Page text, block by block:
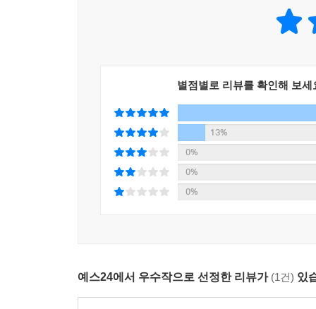
--- 「균열과 혼란에서 시작되는 변화」 중에서
--- 「차별에 침묵하는 정치 움직이려면」 중에서
서지현_그래서 제가 이번에 여러 언론 인터뷰에
던데 어디가 어떻게 아프냐고. 그런데 그런 거 이
--- 「내 본질은 누구도 무엇도 바꿀 수 없어요」 중
기를 세상에 내놓고 싶었어요.
금지하겠다는 ‘안전대책’을 발표했다. 반지하방
놓고 이른바 ‘주삿바늘 교환 프로그램’을 시
주삿바늘을 무상 제공한 것이다. 이 정책은 곧바
HIV 감염인 낙인을 연구하는 보건학자 돈 오페라
말한다. 마약중독에 대한 가치판단에 앞서 당
책에서 김승섭은 직업병 피해자, 성폭력 생존자,
그때마다 상대측 대형 로펌 변호사들은 주장을 뒷
별점별로 리뷰를 확인해 보세
13%
0%
0%
0%
예스24에서 우수작으로 선정한 리뷰가 (1건) 있